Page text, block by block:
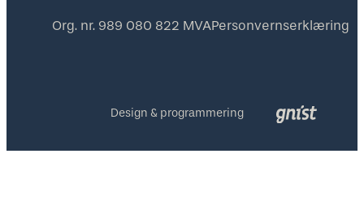
Org. nr. 989 080 822 MVAPersonvernserklæring
Design & programmering